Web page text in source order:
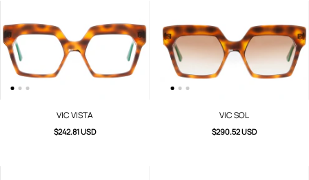
VIC VISTA
$242.81 USD
VIC SOL
$290.52 USD